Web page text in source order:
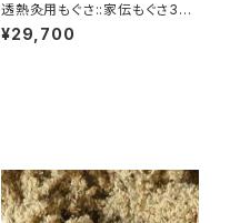
透熱灸用もぐさ::家伝もぐさ300
g
¥29,700